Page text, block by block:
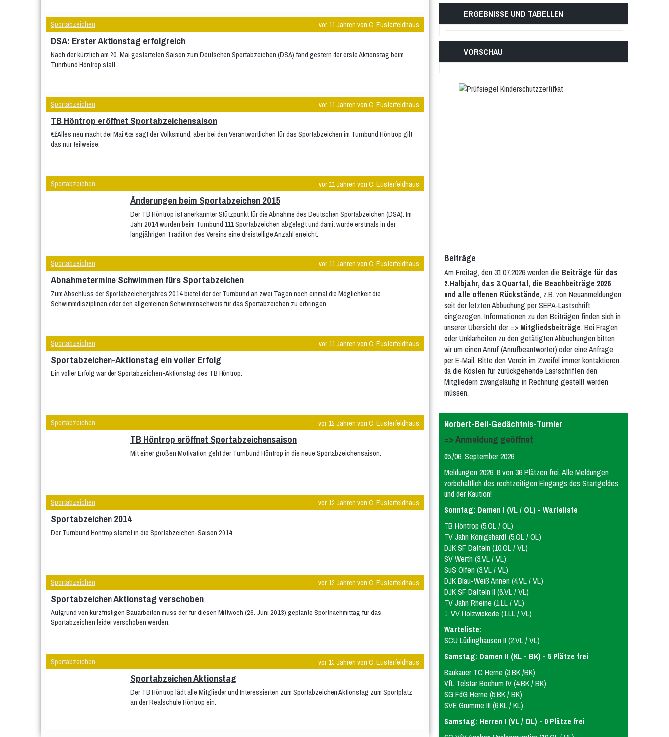
Sportabzeichen vor 11 Jahren von C. Eusterfeldhaus
DSA: Erster Aktionstag erfolgreich
Nach der kürzlich am 20. Mai gestarteten Saison zum Deutschen Sportabzeichen (DSA) fand gestern der erste Aktionstag beim
Tunrbund Höntrop statt.
Sportabzeichen vor 11 Jahren von C. Eusterfeldhaus
TB Höntrop eröffnet Sportabzeichensaison
€žAlles neu macht der Mai €œ sagt der Volksmund, aber bei den Verantwortlichen für das Sportabzeichen im Turnbund Höntrop gilt
das nur teilweise.
Sportabzeichen vor 11 Jahren von C. Eusterfeldhaus
Änderungen beim Sportabzeichen 2015
Der TB Höntrop ist anerkannter Stützpunkt für die Abnahme des Deutschen Sportabzeichen (DSA). Im
Jahr 2014 wurden beim Turnbund 111 Sportabzeichen abgelegt und damit wurde erstmals in der
langjährigen Tradition des Vereins eine dreistellige Anzahl erreicht.
Sportabzeichen vor 11 Jahren von C. Eusterfeldhaus
Abnahmetermine Schwimmen fürs Sportabzeichen
Zum Abschluss der Sportabzeichenjahres 2014 bietet der der Turnbund an zwei Tagen noch einmal die Möglichkeit die
Schwimmdisziplinen oder den allgemeinen Schwimmnachweis für das Sportabzeichen zu erbringen.
Sportabzeichen vor 11 Jahren von C. Eusterfeldhaus
Sportabzeichen-Aktionstag ein voller Erfolg
Ein voller Erfolg war der Sportabzeichen-Aktionstag des TB Höntrop.
Sportabzeichen vor 12 Jahren von C. Eusterfeldhaus
TB Höntrop eröffnet Sportabzeichensaison
Mit einer großen Motivation geht der Turnbund Höntrop in die neue Sportabzeichensaison.
Sportabzeichen vor 12 Jahren von C. Eusterfeldhaus
Sportabzeichen 2014
Der Turnbund Höntrop startet in die Sportabzeichen-Saison 2014.
Sportabzeichen vor 13 Jahren von C. Eusterfeldhaus
Sportabzeichen Aktionstag verschoben
Aufgrund von kurzfristigen Bauarbeiten muss der für diesen Mittwoch (26. Juni 2013) geplante Sportnachmittag für das
Sportabzeichen leider verschoben werden.
Sportabzeichen vor 13 Jahren von C. Eusterfeldhaus
Sportabzeichen Aktionstag
Der TB Höntrop lädt alle Mitglieder und Interessierten zum Sportabzeichen Aktionstag zum Sportplatz
an der Realschule Höntrop ein.
ERGEBNISSE UND TABELLEN
VORSCHAU
Beiträge
Am Freitag, den 31.07.2026 werden die Beiträge für das
2.Halbjahr, das 3.Quartal, die Beachbeiträge 2026
und alle offenen Rückstände, z.B. von Neuanmeldungen
seit der letzten Abbuchung per SEPA-Lastschrift
eingezogen. Informationen zu den Beiträgen finden sich in
unserer Übersicht der => Mitgliedsbeiträge. Bei Fragen
oder Unklarheiten zu den getätigten Abbuchungen bitten
wir um einen Anruf (Anrufbeantworter) oder eine Anfrage
per E-Mail. Bitte den Verein im Zweifel immer kontaktieren,
da die Kosten für zurückgehende Lastschriften den
Mitgliedern zwangsläufig in Rechnung gestellt werden
müssen.
Norbert-Beil-Gedächtnis-Turnier
=> Anmeldung geöffnet
05./06. September 2026
Meldungen 2026: 8 von 36 Plätzen frei. Alle Meldungen
vorbehaltlich des rechtzeitigen Eingangs des Startgeldes
und der Kaution!
Sonntag: Damen I (VL / OL) - Warteliste
TB Höntrop (5.OL / OL)
TV Jahn Königshardt (5.OL / OL)
DJK SF Datteln (10.OL / VL)
SV Werth (3.VL / VL)
SuS Olfen (3.VL / VL)
DJK Blau-Weiß Annen (4.VL / VL)
DJK SF Datteln II (6.VL / VL)
TV Jahn Rheine (1.LL / VL)
1. VV Holzwickede (1.LL / VL)
Warteliste:
SCU Lüdinghausen II (2.VL / VL)
Samstag: Damen II (KL - BK) - 5 Plätze frei
Baukauer TC Herne (3.BK /BK)
VfL Telstar Bochum IV (4.BK / BK)
SG FdG Herne (5.BK / BK)
SVE Grumme III (6.KL / KL)
Samstag: Herren I (VL / OL) - 0 Plätze frei